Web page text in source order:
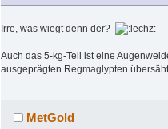
Irre, was wiegt denn der?
Auch das 5-kg-Teil ist eine
ausgeprägten Regmaglypten
MetGold